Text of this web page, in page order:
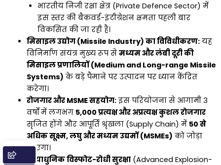
भारतीय निजी रक्षा क्षेत्र (Private Defence Sector) में
इस स्तर की बैकवर्ड-इंटीग्रेशन क्षमता पहली बार
विकसित की जा रही है।
मिसाइल उद्योग (Missile Industry) का विविधीकरण:यह
विनिर्माण संयंत्र मुख्य रूप से मध्यम और लंबी दूरी की
मिसाइल प्रणालियों (Medium and Long-range Missile
Systems) के बड़े पैमाने पर उत्पादन पर ध्यान केंद्रित
करेगा।
रोजगार और MSME सहयोग:इस परियोजना से आगामी 3
वर्षों में लगभग 5,000 प्रत्यक्ष और अप्रत्यक्ष कुशल रोजगार
सृजित होंगे और आपूर्ति श्रृंखला (Supply Chain) में 50 से
अधिक सूक्ष्म, लघु और मध्यम उद्यमों (MSMEs) को जोड़ा
जाएगा।
अत्याधुनिक विस्फोट-रोधी सुरक्षा(Advanced Explosion-